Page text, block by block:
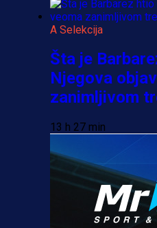
A Selekcija
Šta je
Njegova
zanimljivom
13 h 27 min